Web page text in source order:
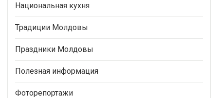
Национальная кухня
Традиции Молдовы
Праздники Молдовы
Полезная информация
Фоторепортажи